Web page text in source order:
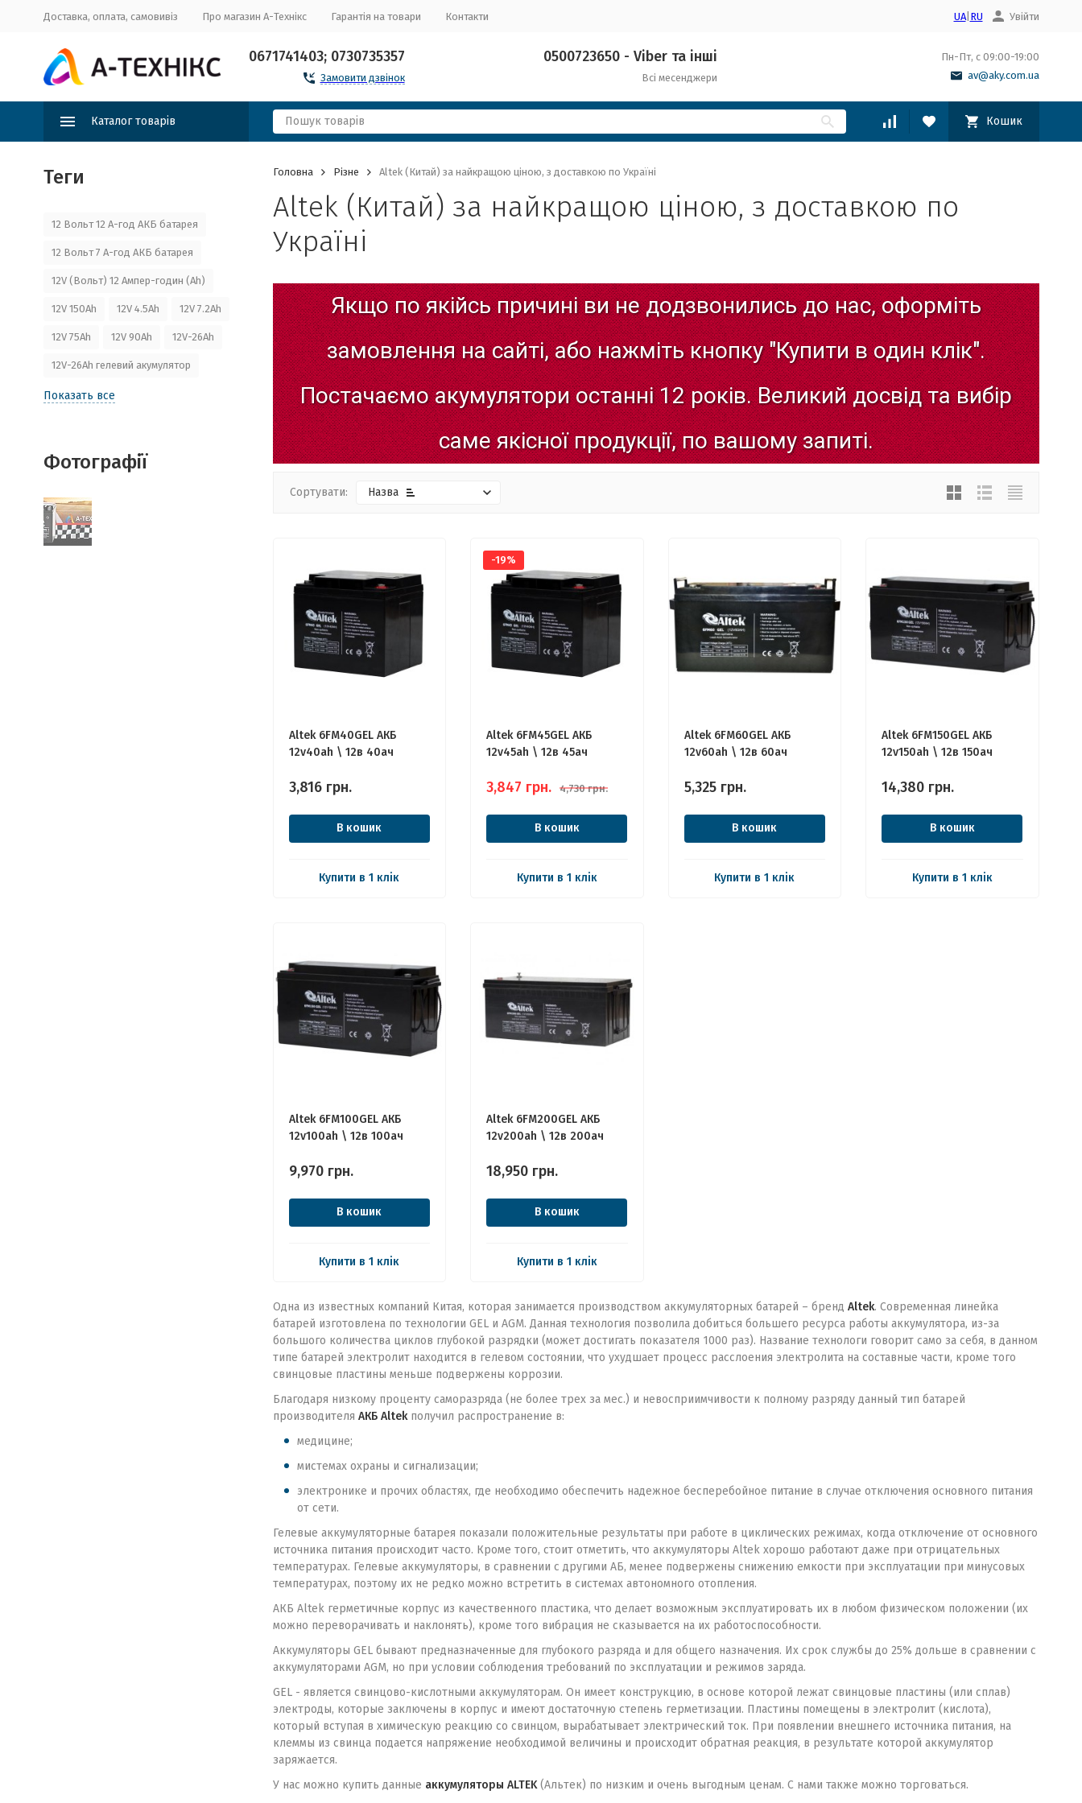
Доставка, оплата, самовивіз Про магазин А-Технікс Гарантія на товари Контакти UA| RU Увійти
0671741403; 0730735357
Замовити дзвінок
0500723650 - Viber та інші
Всі месенджери
Пн-Пт, с 09:00-19:00
av@aky.com.ua
Каталог товарів Кошик
Головна Різне Altek (Китай) за найкращою ціною, з доставкою по Україні
Altek (Китай) за найкращою ціною, з доставкою по
Україні
Якщо по якійсь причині ви не додзвонились до нас, оформіть
замовлення на сайті, або нажміть кнопку "Купити в один клік".
Постачаємо акумулятори останні 12 років. Великий досвід та вибір
саме якісної продукції, по вашому запиті.
Сортувати: Назва
Altek 6FM40GEL АКБ
12v40ah \ 12в 40ач
3,816 грн.
В кошик
Купити в 1 клік
-19%
Altek 6FM45GEL АКБ
12v45ah \ 12в 45ач
3,847 грн. 4,730 грн.
В кошик
Купити в 1 клік
Altek 6FM60GEL АКБ
12v60ah \ 12в 60ач
5,325 грн.
В кошик
Купити в 1 клік
Altek 6FM150GEL АКБ
12v150ah \ 12в 150ач
14,380 грн.
В кошик
Купити в 1 клік
Altek 6FM100GEL АКБ
12v100ah \ 12в 100ач
9,970 грн.
В кошик
Купити в 1 клік
Altek 6FM200GEL АКБ
12v200ah \ 12в 200ач
18,950 грн.
В кошик
Купити в 1 клік
Одна из известных компаний Китая, которая занимается производством аккумуляторных батарей – бренд Altek. Современная линейка
батарей изготовлена по технологии GEL и AGM. Данная технология позволила добиться большего ресурса работы аккумулятора, из-за
большого количества циклов глубокой разрядки (может достигать показателя 1000 раз). Название технологи говорит само за себя, в данном
типе батарей электролит находится в гелевом состоянии, что ухудшает процесс расслоения электролита на составные части, кроме того
свинцовые пластины меньше подвержены коррозии.
Благодаря низкому проценту саморазряда (не более трех за мес.) и невосприимчивости к полному разряду данный тип батарей
производителя АКБ Altekполучил распространение в:
медицине;
мистемах охраны и сигнализации;
электронике и прочих областях, где необходимо обеспечить надежное бесперебойное питание в случае отключения основного питания
от сети.
Гелевые аккумуляторные батарея показали положительные результаты при работе в циклических режимах, когда отключение от основного
источника питания происходит часто. Кроме того, стоит отметить, что аккумуляторы Altek хорошо работают даже при отрицательных
температурах. Гелевые аккумуляторы, в сравнении с другими АБ, менее подвержены снижению емкости при эксплуатации при минусовых
температурах, поэтому их не редко можно встретить в системах автономного отопления.
АКБ Altek герметичные корпус из качественного пластика, что делает возможным эксплуатировать их в любом физическом положении (их
можно переворачивать и наклонять), кроме того вибрация не сказывается на их работоспособности.
Аккумуляторы GEL бывают предназначенные для глубокого разряда и для общего назначения. Их срок службы до 25% дольше в сравнении с
аккумуляторами AGM, но при условии соблюдения требований по эксплуатации и режимов заряда.
GEL - является свинцово-кислотными аккумуляторам. Он имеет конструкцию, в основе которой лежат свинцовые пластины (или сплав)
электроды, которые заключены в корпус и имеют достаточную степень герметизации. Пластины помещены в электролит (кислота),
который вступая в химическую реакцию со свинцом, вырабатывает электрический ток. При появлении внешнего источника питания, на
клеммы из свинца подается напряжение необходимой величины и происходит обратная реакция, в результате которой аккумулятор
заряжается.
У нас можно купить данные аккумуляторы ALTEK(Альтек) по низким и очень выгодным ценам. С нами также можно торговаться.
Теги
12 Вольт 12 А-год АКБ батарея
12 Вольт 7 А-год АКБ батарея
12V (Вольт) 12 Ампер-годин (Ah)
12V 150Ah 12V 4.5Ah 12V 7.2Ah
12V 75Ah 12V 90Ah 12V-26Ah
12V-26Ah гелевий акумулятор
Показать все
Фотографії